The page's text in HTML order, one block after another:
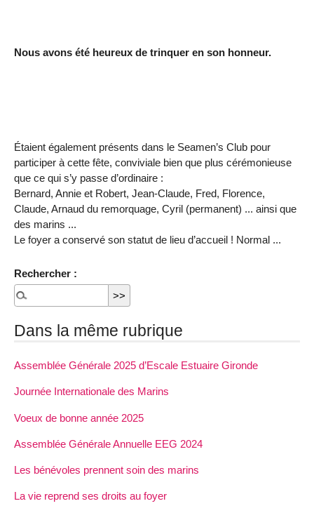
Nous avons été heureux de trinquer en son honneur.
Étaient également présents dans le Seamen’s Club pour
participer à cette fête, conviviale bien que plus cérémonieuse
que ce qui s’y passe d’ordinaire :
Bernard, Annie et Robert, Jean-Claude, Fred, Florence,
Claude, Arnaud du remorquage, Cyril (permanent) ... ainsi que
des marins ...
Le foyer a conservé son statut de lieu d’accueil ! Normal ...
Rechercher :
Dans la même rubrique
Assemblée Générale 2025 d’Escale Estuaire Gironde
Journée Internationale des Marins
Voeux de bonne année 2025
Assemblée Générale Annuelle EEG 2024
Les bénévoles prennent soin des marins
La vie reprend ses droits au foyer